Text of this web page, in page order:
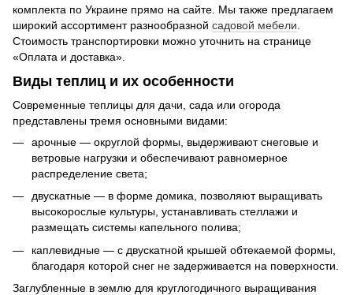
комплекта по Украине прямо на сайте. Мы также предлагаем
широкий ассортимент разнообразной садовой мебели.
Стоимость транспортировки можно уточнить на странице
«Оплата и доставка».
Виды теплиц и их особенности
Современные теплицы для дачи, сада или огорода
представлены тремя основными видами:
арочные — округлой формы, выдерживают снеговые и
ветровые нагрузки и обеспечивают равномерное
распределение света;
двускатные — в форме домика, позволяют выращивать
высокорослые культуры, устанавливать стеллажи и
размещать системы капельного полива;
каплевидные — с двускатной крышей обтекаемой формы,
благодаря которой снег не задерживается на поверхности.
Заглубленные в землю для круглогодичного выращивания